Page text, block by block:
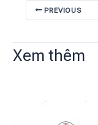
PREVIOUS
Xem thêm